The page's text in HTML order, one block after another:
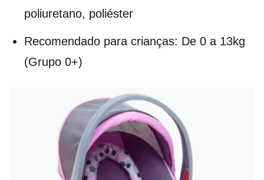
poliuretano, poliéster
Recomendado para crianças: De 0 a 13kg
(Grupo 0+)